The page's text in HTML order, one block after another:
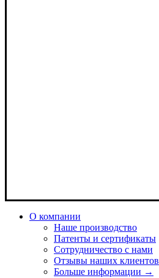
О компании
Наше производство
Патенты и сертификаты
Сотрудничество с нами
Отзывы наших клиентов
Больше информации →